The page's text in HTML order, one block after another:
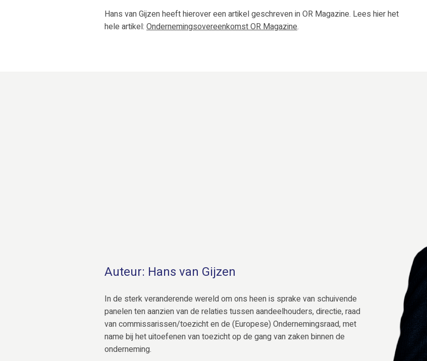
Hans van Gijzen heeft hierover een artikel geschreven in OR Magazine. Lees hier het
hele artikel: Ondernemingsovereenkomst OR Magazine.
Auteur: Hans van Gijzen
In de sterk veranderende wereld om ons heen is sprake van schuivende
panelen ten aanzien van de relaties tussen aandeelhouders, directie, raad
van commissarissen/toezicht en de (Europese) Ondernemingsraad, met
name bij het uitoefenen van toezicht op de gang van zaken binnen de
onderneming.